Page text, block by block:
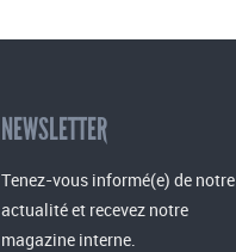
NEWSLETTER
Tenez-vous informé(e) de notre
actualité et recevez notre
magazine interne.